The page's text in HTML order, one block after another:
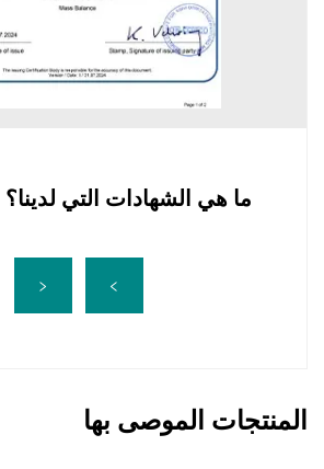
ما هي الشهادات التي لدينا؟
المنتجات الموصى بها